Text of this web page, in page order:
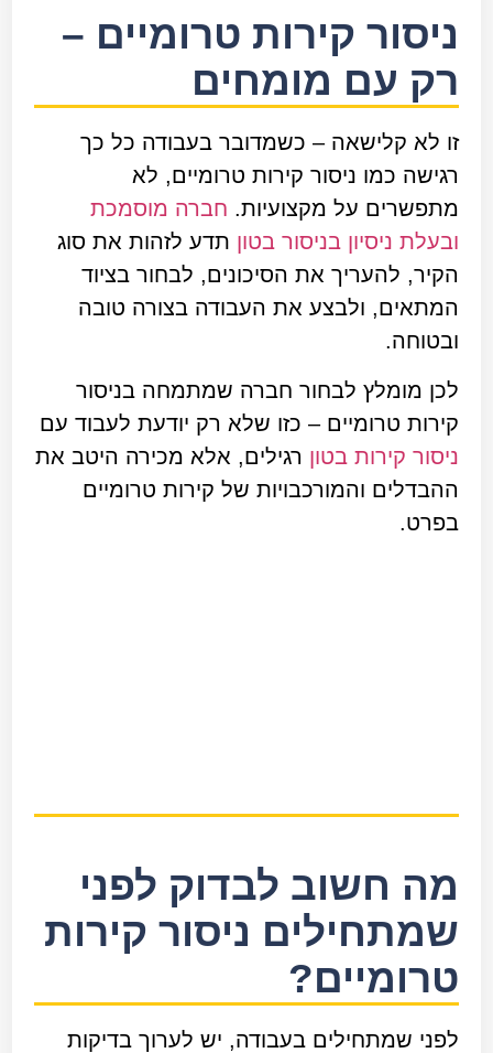
ניסור קירות טרומיים –
רק עם מומחים
זו לא קלישאה – כשמדובר בעבודה כל כך
רגישה כמו ניסור קירות טרומיים, לא
מתפשרים על מקצועיות. חברה מוסמכת
ובעלת ניסיון בניסור בטון תדע לזהות את סוג
הקיר, להעריך את הסיכונים, לבחור בציוד
המתאים, ולבצע את העבודה בצורה טובה
ובטוחה.
לכן מומלץ לבחור חברה שמתמחה בניסור
קירות טרומיים – כזו שלא רק יודעת לעבוד עם
ניסור קירות בטון רגילים, אלא מכירה היטב את
ההבדלים והמורכבויות של קירות טרומיים
בפרט.
מה חשוב לבדוק לפני
שמתחילים ניסור קירות
טרומיים?
לפני שמתחילים בעבודה, יש לערוך בדיקות